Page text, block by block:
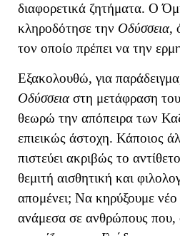
διαφορετικά ζητήματα. Ο
κληροδότησε την Οδύσσεια,
τον οποίο πρέπει να την
Εξακολουθώ, για
Οδύσσειαστη μετάφραση
θεωρώ την απόπειρα των
επιεικώς άστοχη. Κάποιος
πιστεύει ακριβώς το
θεμιτή αισθητική και
απομένει; Να κηρύξουμε
ανάμεσα σε ανθρώπους που,